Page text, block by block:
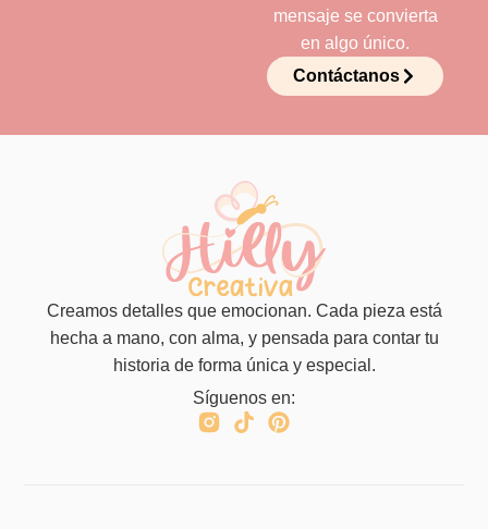
mensaje se convierta
en algo único.
Contáctanos
Creamos detalles que emocionan. Cada pieza está
hecha a mano, con alma, y pensada para contar tu
historia de forma única y especial.
Síguenos en: